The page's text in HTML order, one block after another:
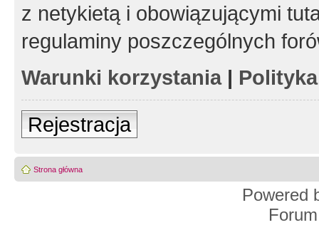
z netykietą i obowiązującymi
regulaminy poszczególnych
Warunki korzystania|
Rejestracja
Strona główna
Powered